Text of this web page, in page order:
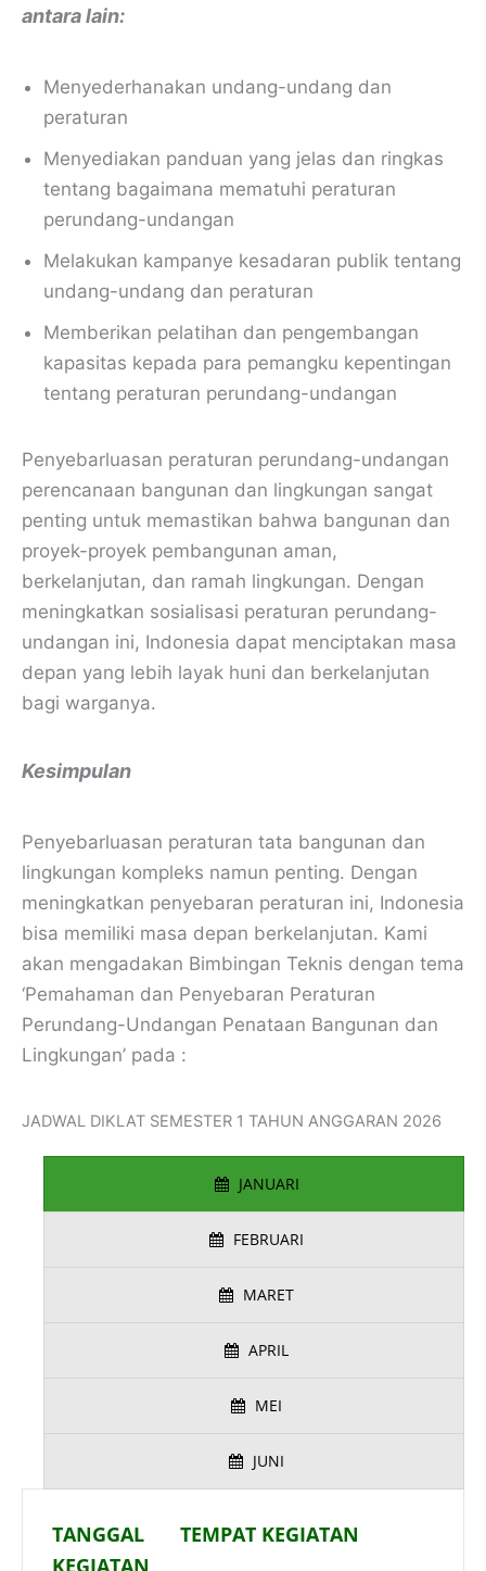
antara lain:
Menyederhanakan undang-undang dan
peraturan
Menyediakan panduan yang jelas dan ringkas
tentang bagaimana mematuhi peraturan
perundang-undangan
Melakukan kampanye kesadaran publik tentang
undang-undang dan peraturan
Memberikan pelatihan dan pengembangan
kapasitas kepada para pemangku kepentingan
tentang peraturan perundang-undangan
Penyebarluasan peraturan perundang-undangan
perencanaan bangunan dan lingkungan sangat
penting untuk memastikan bahwa bangunan dan
proyek-proyek pembangunan aman,
berkelanjutan, dan ramah lingkungan. Dengan
meningkatkan sosialisasi peraturan perundang-
undangan ini, Indonesia dapat menciptakan masa
depan yang lebih layak huni dan berkelanjutan
bagi warganya.
Kesimpulan
Penyebarluasan peraturan tata bangunan dan
lingkungan kompleks namun penting. Dengan
meningkatkan penyebaran peraturan ini, Indonesia
bisa memiliki masa depan berkelanjutan. Kami
akan mengadakan Bimbingan Teknis dengan tema
‘Pemahaman dan Penyebaran Peraturan
Perundang-Undangan Penataan Bangunan dan
Lingkungan’ pada :
JADWAL DIKLAT SEMESTER 1 TAHUN ANGGARAN 2026
JANUARI
FEBRUARI
MARET
APRIL
MEI
JUNI
TANGGAL
KEGIATAN
TEMPAT KEGIATAN